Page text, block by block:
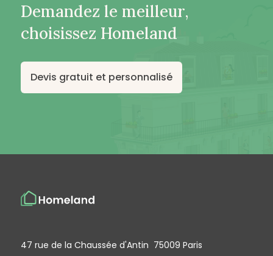
Demandez le meilleur,
choisissez Homeland
Devis gratuit et personnalisé
47 rue de la Chaussée d'Antin 75009 Paris